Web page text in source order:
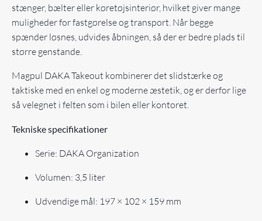
stænger, bælter eller køretøjsinteriør, hvilket giver mange
muligheder for fastgørelse og transport. Når begge
spænder løsnes, udvides åbningen, så der er bedre plads til
større genstande.
Magpul DAKA Takeout kombinerer det slidstærke og
taktiske med en enkel og moderne æstetik, og er derfor lige
så velegnet i felten som i bilen eller kontoret.
Tekniske specifikationer
Serie: DAKA Organization
Volumen: 3,5 liter
Udvendige mål: 197 × 102 × 159 mm